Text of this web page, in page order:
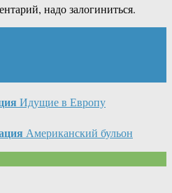
надо залогиниться.
Идущие в Европу
Американский бульон